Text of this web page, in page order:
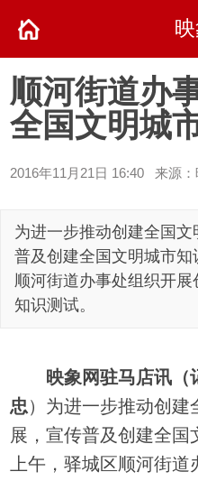
顺河街道办
全国文明城
2016年11月21日 16:40 来源：
为进一步推动创建全国
普及创建全国文明城市
顺河街道办事处组织开
知识测试。
映象网驻马店讯
忠） 为进一步推动创建
展，宣传普及创建全国
上午，驿城区顺河街